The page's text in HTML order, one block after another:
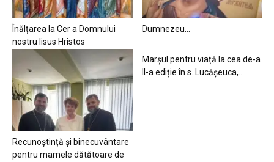
Înălțarea la Cer a Domnului
nostru Iisus Hristos
Dumnezeu…
Recunoștință și binecuvântare
pentru mamele dătătoare de
Marșul pentru viață la cea de-a
II-a ediție în s. Lucășeuca,...